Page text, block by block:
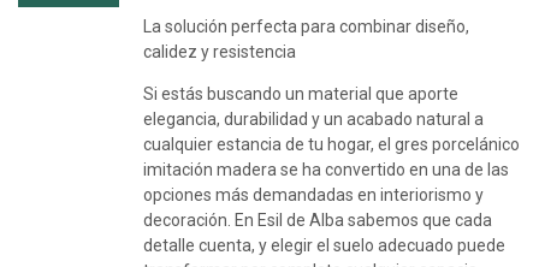
La solución perfecta para combinar diseño,
calidez y resistencia
Si estás buscando un material que aporte
elegancia, durabilidad y un acabado natural a
cualquier estancia de tu hogar, el gres porcelánico
imitación madera se ha convertido en una de las
opciones más demandadas en interiorismo y
decoración. En Esil de Alba sabemos que cada
detalle cuenta, y elegir el suelo adecuado puede